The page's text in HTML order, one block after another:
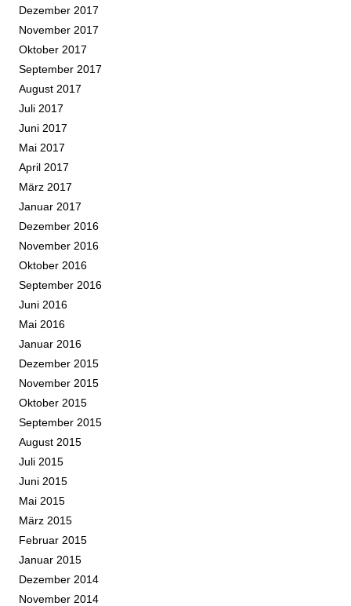
Dezember 2017
November 2017
Oktober 2017
September 2017
August 2017
Juli 2017
Juni 2017
Mai 2017
April 2017
März 2017
Januar 2017
Dezember 2016
November 2016
Oktober 2016
September 2016
Juni 2016
Mai 2016
Januar 2016
Dezember 2015
November 2015
Oktober 2015
September 2015
August 2015
Juli 2015
Juni 2015
Mai 2015
März 2015
Februar 2015
Januar 2015
Dezember 2014
November 2014